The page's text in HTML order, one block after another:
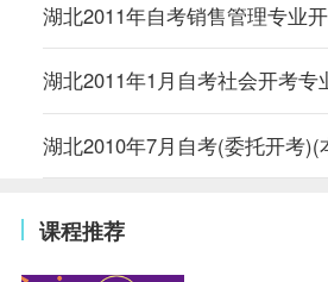
湖北2011年自考销售管理专业
湖北2011年1月自考社会开考专
湖北2010年7月自考(委托开考)(
课程推荐